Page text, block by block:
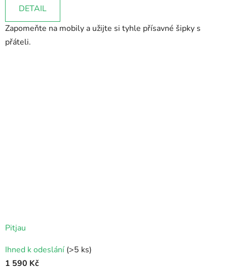
5,0
z
5
DETAIL
Zapomeňte na mobily a užijte si tyhle přísavné šipky s
přáteli.
Pitjau
Ihned k odeslání (>5 ks)
1 590 Kč